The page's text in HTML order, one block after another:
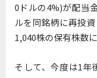
0ドルの4%)が配当
ルを同銘柄に再投
1,040株の保有株数
そして、今度は1年